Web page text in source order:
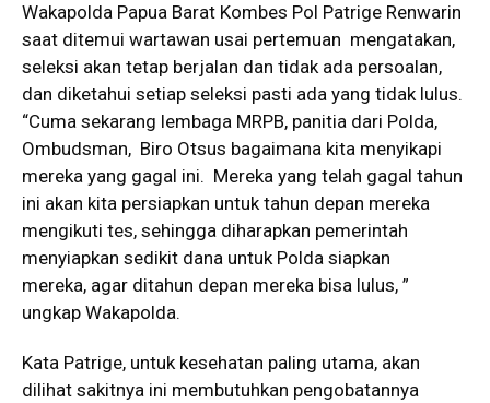
Wakapolda Papua Barat Kombes Pol Patrige Renwarin
saat ditemui wartawan usai pertemuan mengatakan,
seleksi akan tetap berjalan dan tidak ada persoalan,
dan diketahui setiap seleksi pasti ada yang tidak lulus.
“Cuma sekarang lembaga MRPB, panitia dari Polda,
Ombudsman, Biro Otsus bagaimana kita menyikapi
mereka yang gagal ini. Mereka yang telah gagal tahun
ini akan kita persiapkan untuk tahun depan mereka
mengikuti tes, sehingga diharapkan pemerintah
menyiapkan sedikit dana untuk Polda siapkan
mereka, agar ditahun depan mereka bisa lulus, ”
ungkap Wakapolda.
Kata Patrige, untuk kesehatan paling utama, akan
dilihat sakitnya ini membutuhkan pengobatannya